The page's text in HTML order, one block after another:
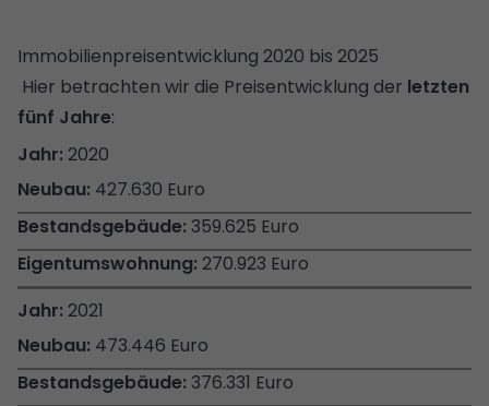
Immobilienpreisentwicklung 2020 bis 2025
Hier betrachten wir die Preisentwicklung der letzten
fünf Jahre:
2020
427.630 Euro
359.625 Euro
270.923 Euro
2021
473.446 Euro
376.331 Euro